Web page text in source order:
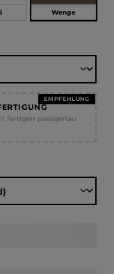
Wenge
EMPFEHLUNG
fertigen passgenau